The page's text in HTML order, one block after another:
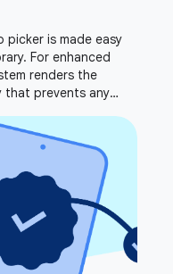
is made easy
For enhanced
renders the
that prevents any